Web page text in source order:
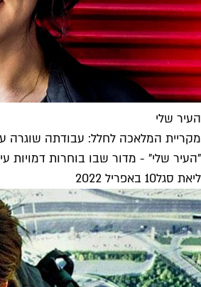
העיר שלי
מקריית המלאכה לחלל: עבודתה שוגרה
"העיר שלי" - מדור שבו בוחרות דמויות
ליאת סגל10 באפריל 2022